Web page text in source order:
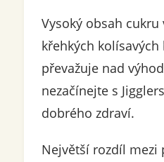
Vysoký obsah cukru
křehkých
převažuje nad
nezačínejte s
dobrého zdraví.
Největší rozdíl mezi